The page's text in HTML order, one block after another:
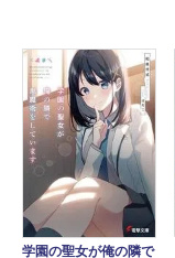
学園の聖女が俺の隣で